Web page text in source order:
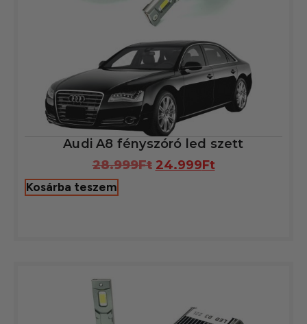
Audi A8 fényszóró led szett
28.999Ft 24.999Ft
Kosárba teszem